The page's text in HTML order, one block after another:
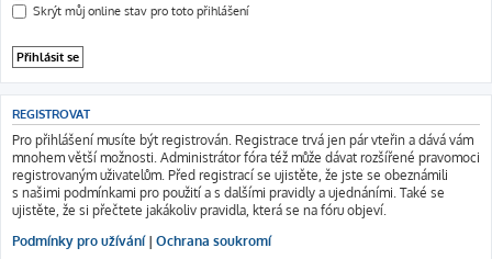
Skrýt můj online stav pro toto přihlášení
REGISTROVAT
Pro přihlášení musíte být registrován. Registrace trvá jen pár vteřin a dává vám
mnohem větší možnosti. Administrátor fóra též může dávat rozšířené pravomoci
registrovaným uživatelům. Před registrací se ujistěte, že jste se obeznámili
s našimi podmínkami pro použití a s dalšími pravidly a ujednáními. Také se
ujistěte, že si přečtete jakákoliv pravidla, která se na fóru objeví.
Podmínky pro užívání| Ochrana soukromí